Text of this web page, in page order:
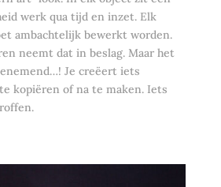
werk qua tijd en inzet. Elk
ambachtelijk bewerkt worden.
neemt dat in beslag. Maar het
Je creëert iets
kopiëren of na te maken. Iets